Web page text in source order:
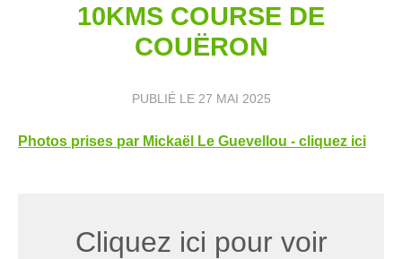
10KMS COURSE DE
COUËRON
PUBLIÉ LE 27 MAI 2025
Photos prises par Mickaël Le Guevellou - cliquez ici
Cliquez ici pour voir